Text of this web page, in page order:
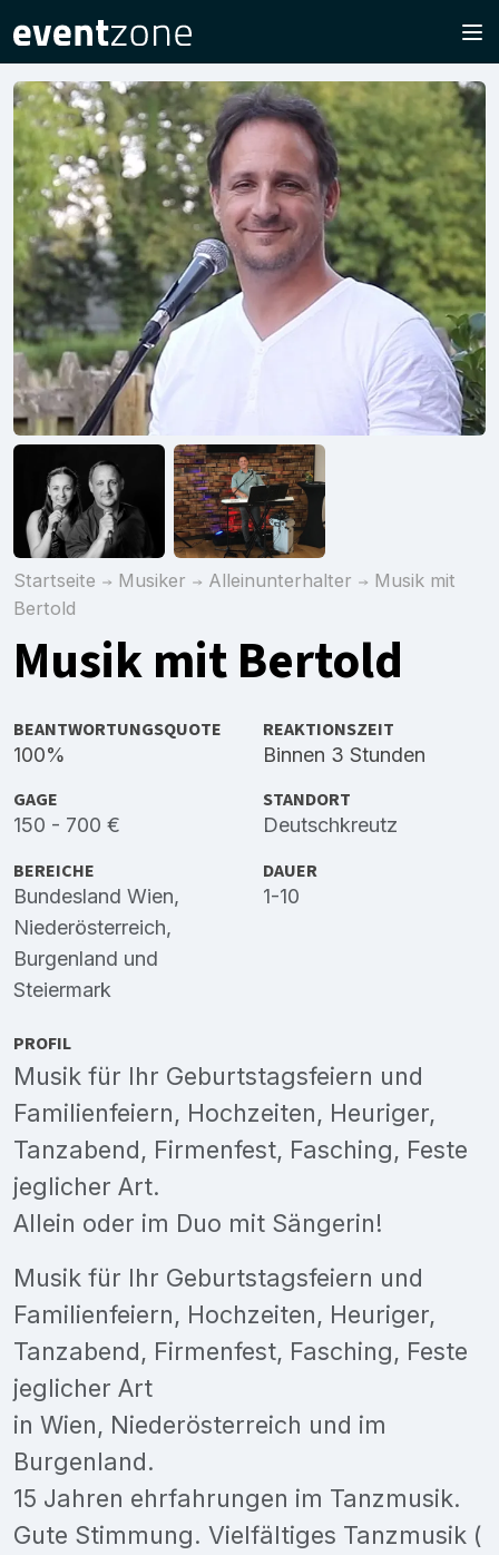
Startseite Musiker Alleinunterhalter
Musik mit
Bertold
Musik mit Bertold
BEANTWORTUNGSQUOTE
100%
REAKTIONSZEIT
Binnen 3 Stunden
GAGE
150 - 700 €
STANDORT
Deutschkreutz
BEREICHE
Bundesland Wien,
Niederösterreich,
Burgenland und
Steiermark
DAUER
1-10
PROFIL
Musik für Ihr Geburtstagsfeiern und
Familienfeiern, Hochzeiten, Heuriger,
Tanzabend, Firmenfest, Fasching, Feste
jeglicher Art.
Allein oder im Duo mit Sängerin!
Musik für Ihr Geburtstagsfeiern und
Familienfeiern, Hochzeiten, Heuriger,
Tanzabend, Firmenfest, Fasching, Feste
jeglicher Art
in Wien, Niederösterreich und im
Burgenland.
15 Jahren ehrfahrungen im Tanzmusik.
Gute Stimmung. Vielfältiges Tanzmusik (